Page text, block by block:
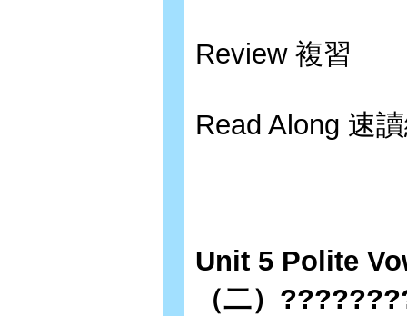
Review 複習
Read Along 速
Unit 5 Polite
（二）